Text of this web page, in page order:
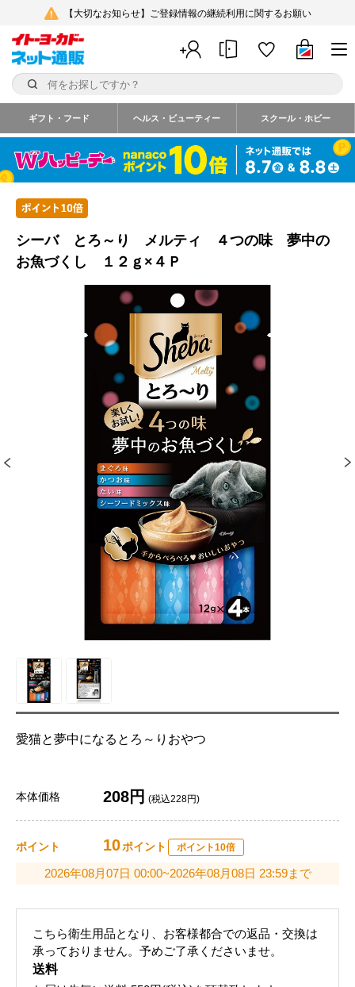
【大切なお知らせ】ご登録情報の継続利用に関するお願い
ギフト・フード ヘルス・ビューティー スクール・ホビー
シーバ とろ～り メルティ ４つの味 夢中の
お魚づくし １２ｇ×４Ｐ
愛猫と夢中になるとろ～りおやつ
本体価格 208円 (税込228円)
ポイント 10ポイント ポイント10倍
2026年08月07日 00:00~2026年08月08日 23:59まで
こちら衛生用品となり、お客様都合での返品・交換は
承っておりません。予めご了承くださいませ。
送料